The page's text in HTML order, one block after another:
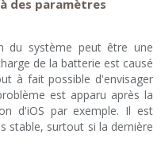
des paramètres
du système peut être une
de la batterie est causé
à fait possible d'envisager
est apparu après la
d'iOS par exemple. Il est
stable, surtout si la dernière